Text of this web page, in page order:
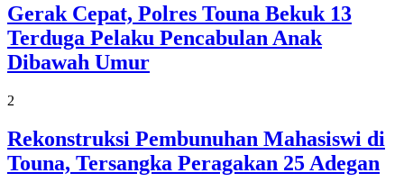
Gerak Cepat, Polres Touna Bekuk 13
Terduga Pelaku Pencabulan Anak
Dibawah Umur
2
Rekonstruksi Pembunuhan Mahasiswi di
Touna, Tersangka Peragakan 25 Adegan